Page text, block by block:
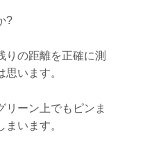
?
りの距離を正確に測
います。
リーン上でもピンま
います。